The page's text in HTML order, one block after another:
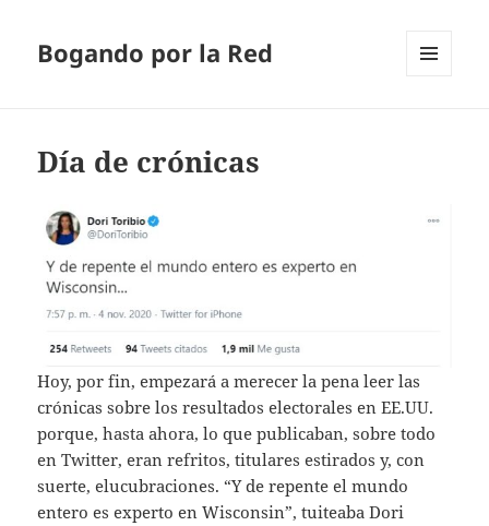
Bogando por la Red
Día de crónicas
Hoy, por fin, empezará a merecer la pena leer las
crónicas sobre los resultados electorales en EE.UU.
porque, hasta ahora, lo que publicaban, sobre todo
en Twitter, eran refritos, titulares estirados y, con
suerte, elucubraciones. “Y de repente el mundo
entero es experto en Wisconsin”, tuiteaba Dori